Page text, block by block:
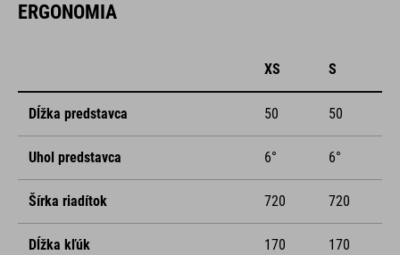
ERGONOMIA
XS S
Dĺžka predstavca 50 50
Uhol predstavca 6° 6°
Šírka riadítok 720 720
Dĺžka kľúk 170 170